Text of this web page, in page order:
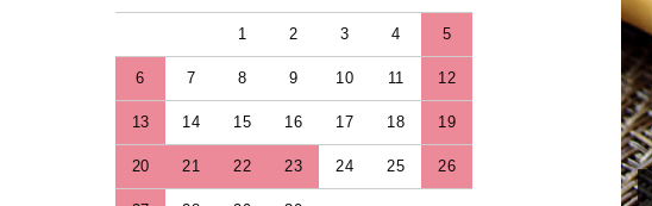
1 2 3 4 5
6 7 8 9 10 11 12
13 14 15 16 17 18 19
20 21 22 23 24 25 26